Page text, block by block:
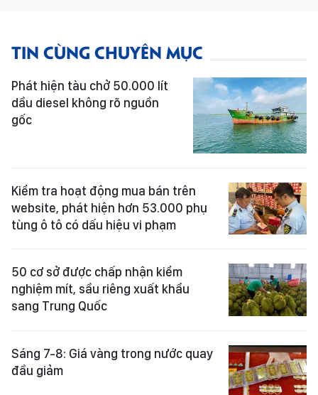
TIN CÙNG CHUYÊN MỤC
Phát hiện tàu chở 50.000 lít
dầu diesel không rõ nguồn
gốc
Kiểm tra hoạt động mua bán trên
website, phát hiện hơn 53.000 phụ
tùng ô tô có dấu hiệu vi phạm
50 cơ sở được chấp nhận kiểm
nghiệm mít, sầu riêng xuất khẩu
sang Trung Quốc
Sáng 7-8: Giá vàng trong nước quay
đầu giảm